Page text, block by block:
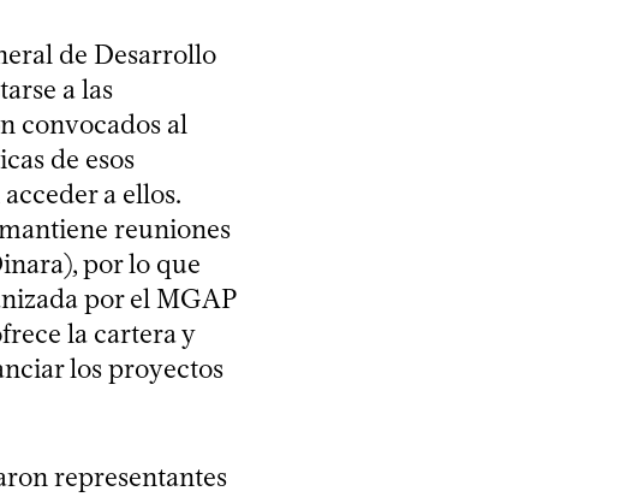
de Desarrollo
a las
convocados al
de esos
a ellos.
reuniones
por lo que
por el MGAP
la cartera y
los proyectos
representantes